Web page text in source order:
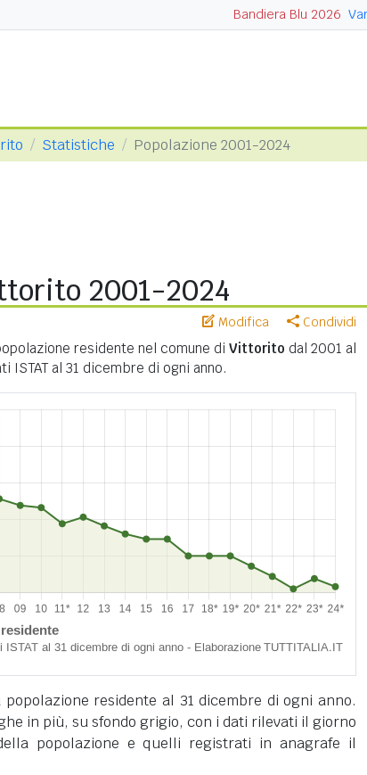
Bandiera Blu 2026
Statistiche Popolazione 2001-2024
2001-2024
Modifica Condividi
residente nel comune di Vittorito dal 2001 al
al 31 dicembre di ogni anno.
residente al 31 dicembre di ogni anno.
in più, su sfondo grigio, con i dati rilevati il giorno
popolazione e quelli registrati in anagrafe il